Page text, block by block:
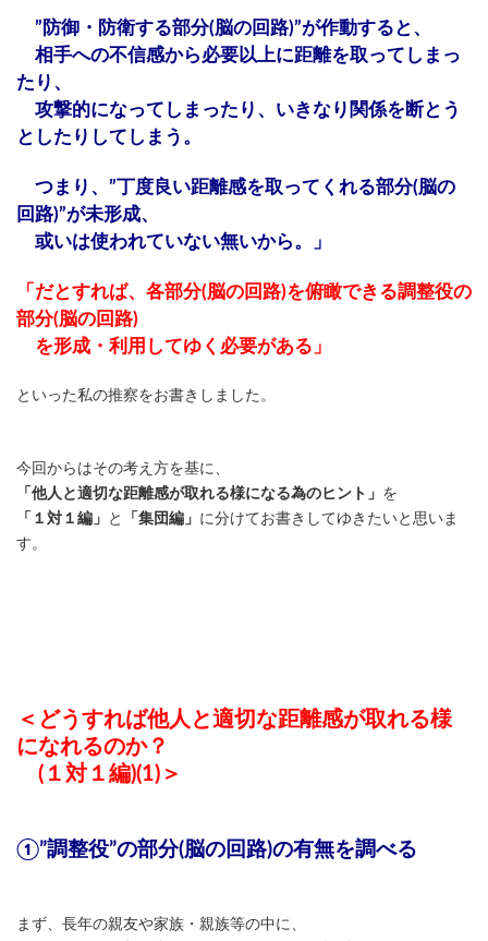
”防御・防衛する部分(脳の回路)”が作動すると、
相手への不信感から必要以上に距離を取ってしまっ
たり、
攻撃的になってしまったり、いきなり関係を断とう
としたりしてしまう。
つまり、”丁度良い距離感を取ってくれる部分(脳の
回路)”が未形成、
或いは使われていない無いから。」
「だとすれば、各部分(脳の回路)を俯瞰できる調整役の
部分(脳の回路)
を形成・利用してゆく必要がある」
といった私の推察をお書きしました。
今回からはその考え方を基に、
「他人と適切な距離感が取れる様になる為のヒント」 を
「１対１編」
と 「集団編」 に分けてお書きしてゆきたいと思いま
す。
＜どうすれば他人と適切な距離感が取れる様
になれるのか？
(１対１編)(1)＞
①”調整役”の部分(脳の回路)の有無を調べる
まず、長年の親友や家族・親族等の中に、